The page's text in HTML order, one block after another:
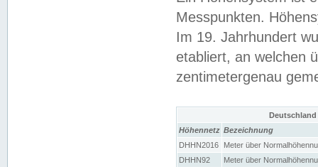
Messpunkten.
Im 19. Jahrhundert
etabliert, an welchen
zentimetergenau
Höhennetz Bezeichnung
DHHN2016
Meter über
DHHN92
Meter über